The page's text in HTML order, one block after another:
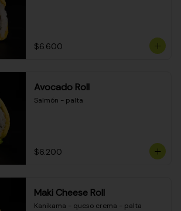
$6.600
Avocado Roll
Salmón - palta
$6.200
Maki Cheese Roll
Kanikama - queso crema - palta